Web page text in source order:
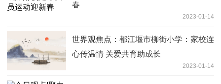
春
2023-01-14
世界观焦点：都江堰市柳街小学：家校连
心传温情 关爱共育助成长
2023-01-14